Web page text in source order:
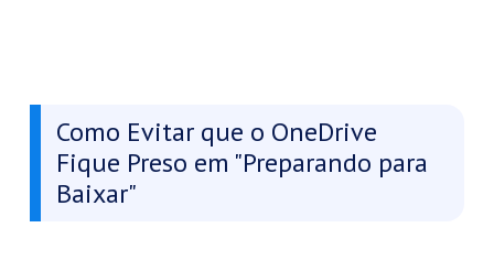
Como Evitar que o OneDrive
Fique Preso em "Preparando para
Baixar"